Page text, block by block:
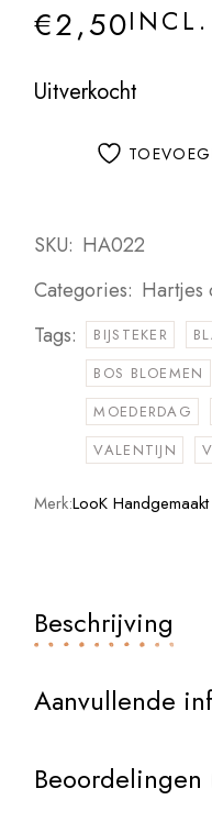
€2,50
Uitverkocht
SKU: HA022
Categories: Hartjes
Tags:
BIJSTEKER
BOS BLOEMEN
MOEDERDAG
VALENTIJN
Merk:LooK Handgemaakt
Beschrijving
Aanvullende
Beoordelingen